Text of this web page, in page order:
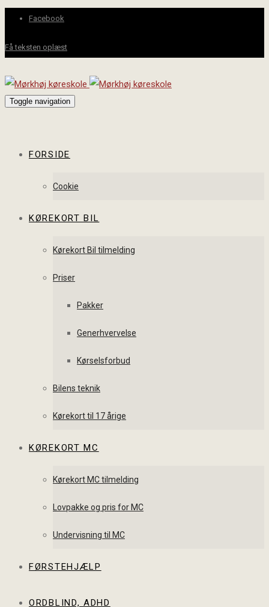
Facebook
Få teksten oplæst
Toggle navigation
FORSIDE
Cookie
KØREKORT BIL
Kørekort Bil tilmelding
Priser
Pakker
Generhvervelse
Kørselsforbud
Bilens teknik
Kørekort til 17 årige
KØREKORT MC
Kørekort MC tilmelding
Lovpakke og pris for MC
Undervisning til MC
FØRSTEHJÆLP
ORDBLIND, ADHD